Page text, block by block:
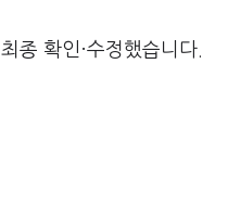
종 확인·수정했습니다.